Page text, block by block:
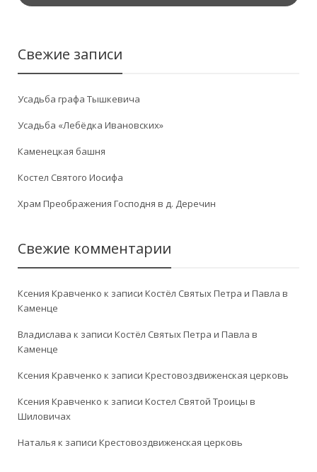
Свежие записи
Усадьба графа Тышкевича
Усадьба «Лебёдка Ивановских»
Каменецкая башня
Костел Святого Иосифа
Храм Преображения Господня в д. Деречин
Свежие комментарии
Ксения Кравченко к записи Костёл Святых Петра и Павла в
Каменце
Владислава к записи Костёл Святых Петра и Павла в
Каменце
Ксения Кравченко к записи Крестовоздвиженская церковь
Ксения Кравченко к записи Костел Святой Троицы в
Шиловичах
Наталья к записи Крестовоздвиженская церковь